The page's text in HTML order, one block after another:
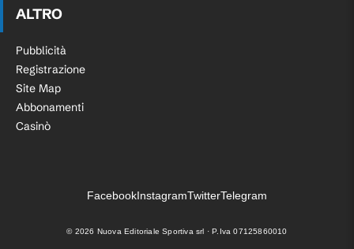
ALTRO
Pubblicità
Registrazione
Site Map
Abbonamenti
Casinò
FacebookInstagramTwitterTelegram
© 2026 Nuova Editoriale Sportiva srl · P.Iva 07125860010